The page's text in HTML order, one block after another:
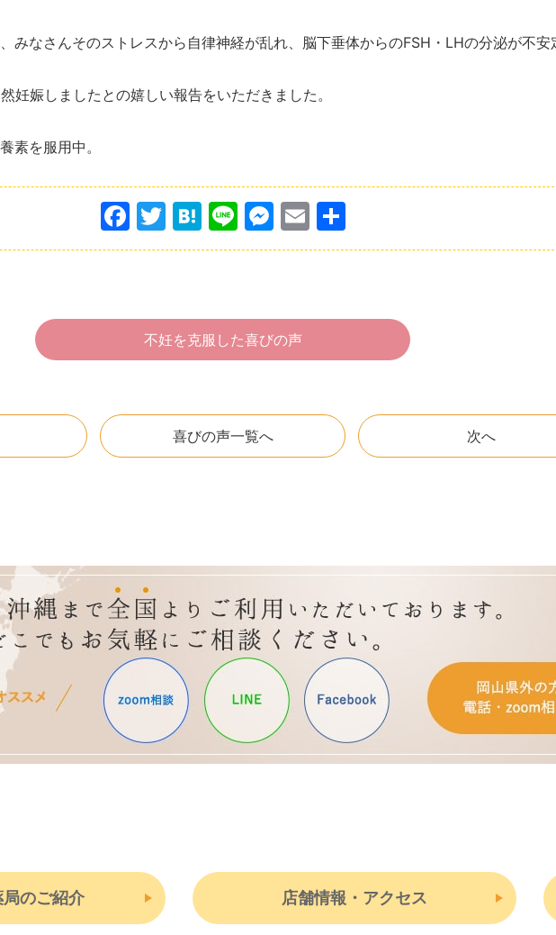
みなさんそのストレスから自律神経が乱れ、脳下垂体からのFSH ・ LHの分泌が不安
妊娠しましたとの嬉しい報告をいただきました。
素を服用中。
F
a
b
o
k
T
w
H
at
a
Li
n
M
e
e
n
er
E
m
共
有
不妊を克服した喜びの声
喜びの声一覧へ 次へ
局のご紹介 店舗情報・アクセス